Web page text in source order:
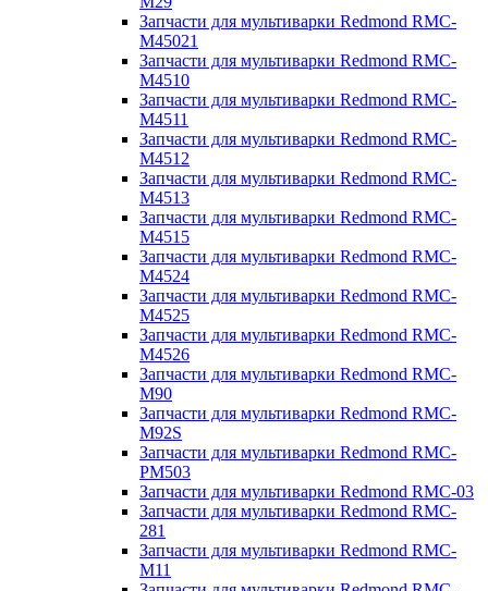
Запчасти для мультиварки Redmond RMC-
M45021
Запчасти для мультиварки Redmond RMC-
M4510
Запчасти для мультиварки Redmond RMC-
M4511
Запчасти для мультиварки Redmond RMC-
M4512
Запчасти для мультиварки Redmond RMC-
M4513
Запчасти для мультиварки Redmond RMC-
M4515
Запчасти для мультиварки Redmond RMC-
M4524
Запчасти для мультиварки Redmond RMC-
M4525
Запчасти для мультиварки Redmond RMC-
M4526
Запчасти для мультиварки Redmond RMC-
M90
Запчасти для мультиварки Redmond RMC-
M92S
Запчасти для мультиварки Redmond RMC-
PM503
Запчасти для мультиварки Redmond RMC-03
Запчасти для мультиварки Redmond RMC-
281
Запчасти для мультиварки Redmond RMC-
M11